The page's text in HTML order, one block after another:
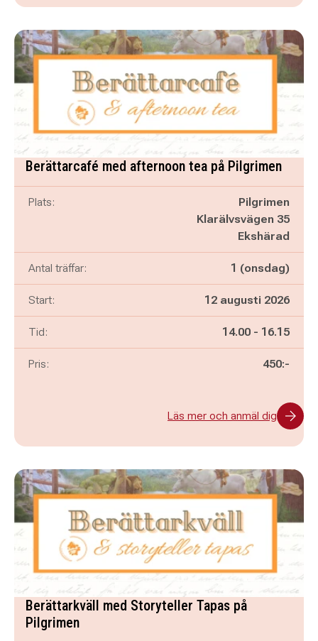
Berättarcafé med afternoon tea på Pilgrimen
Plats:
Pilgrimen
Klarälvsvägen 35
Ekshärad
Antal träffar: 1 (onsdag)
Start: 12 augusti 2026
Tid: Pågår mellan
14.00 - och
16.15
Pris: 450:-
Läs mer och anmäl dig
Berättarkväll med Storyteller Tapas på
Pilgrimen